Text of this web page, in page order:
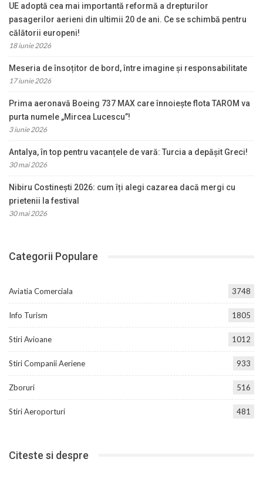
UE adoptă cea mai importantă reformă a drepturilor
pasagerilor aerieni din ultimii 20 de ani. Ce se schimbă pentru
călătorii europeni!
18 iunie 2026
Meseria de însoțitor de bord, între imagine și responsabilitate
17 iunie 2026
Prima aeronavă Boeing 737 MAX care înnoiește flota TAROM va
purta numele „Mircea Lucescu”!
3 iunie 2026
Antalya, în top pentru vacanțele de vară: Turcia a depășit Greci!
30 mai 2026
Nibiru Costinești 2026: cum îți alegi cazarea dacă mergi cu
prietenii la festival
30 mai 2026
Categorii Populare
Aviatia Comerciala 3748
Info Turism 1805
Stiri Avioane 1012
Stiri Companii Aeriene 933
Zboruri 516
Stiri Aeroporturi 481
Citeste si despre